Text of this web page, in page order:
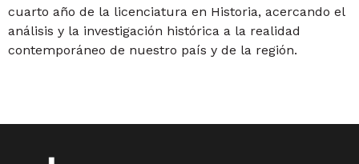
cuarto año de la licenciatura en Historia, acercando el
análisis y la investigación histórica a la realidad
contemporáneo de nuestro país y de la región.